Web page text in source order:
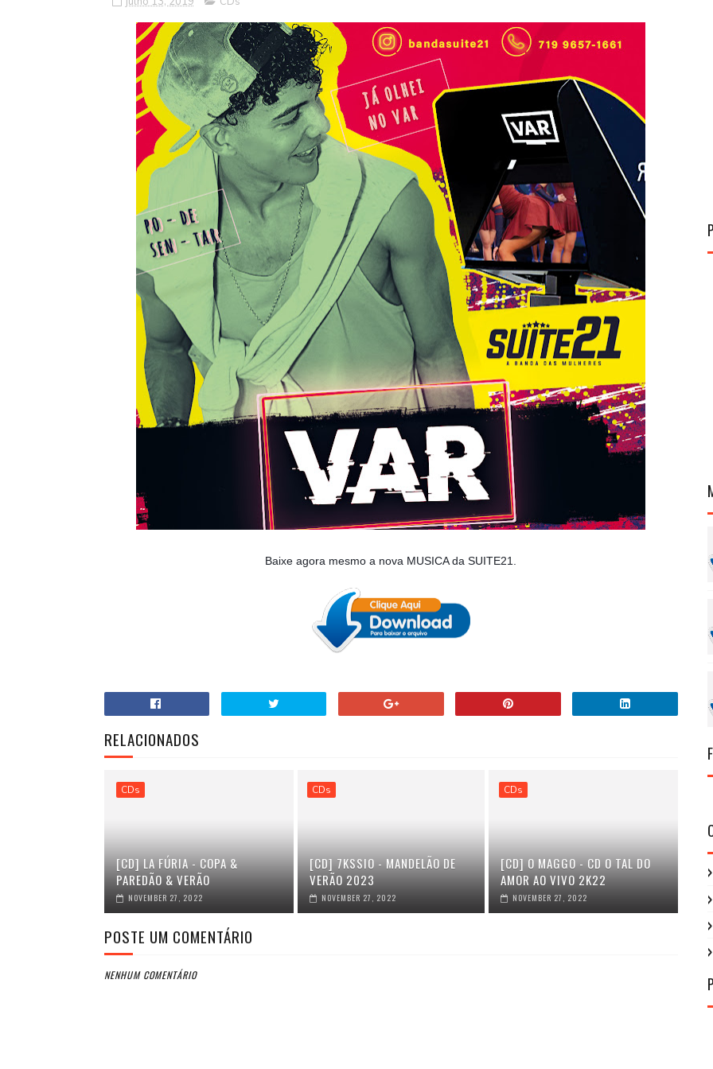
Baixe agora mesmo a nova MUSICA da SUITE21.
RELACIONADOS
CDs
[CD] LA FÚRIA - COPA &
PAREDÃO & VERÃO
NOVEMBER 27, 2022
CDs
[CD] 7KSSIO - MANDELÃO DE
VERÃO 2023
NOVEMBER 27, 2022
CDs
[CD] O MAGGO - CD O TAL DO
AMOR AO VIVO 2K22
NOVEMBER 27, 2022
POSTE UM COMENTÁRIO
NENHUM COMENTÁRIO